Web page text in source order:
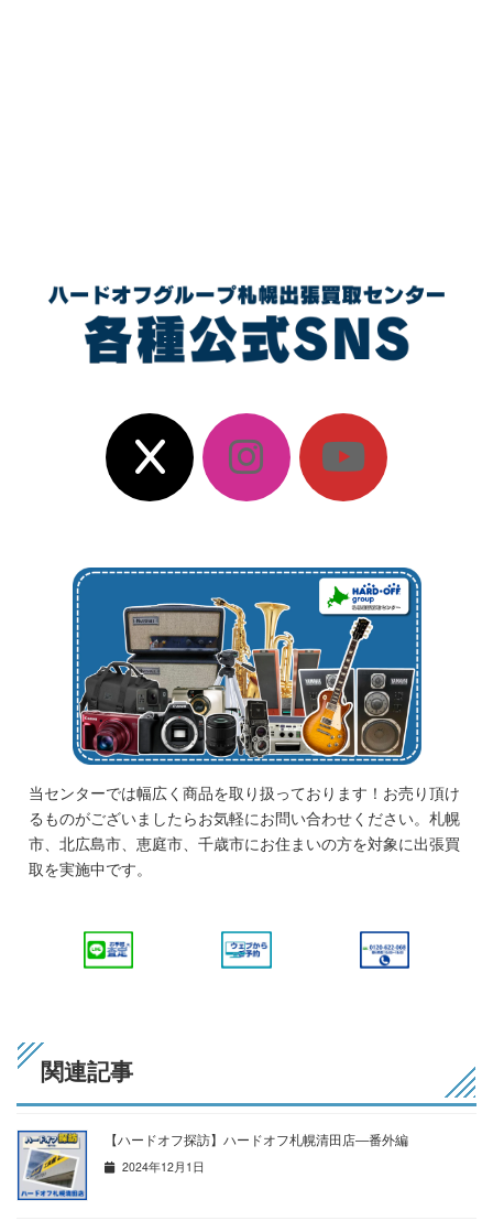
当センターでは幅広く商品を取り扱っております！お売り頂け
るものがございましたらお気軽にお問い合わせください。札幌
市、北広島市、恵庭市、千歳市にお住まいの方を対象に出張買
取を実施中です。
関連記事
【ハードオフ探訪】ハードオフ札幌清田店―番外編
2024年12月1日